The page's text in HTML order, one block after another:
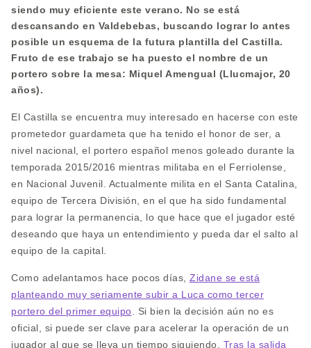
siendo muy eficiente este verano. No se está
descansando en Valdebebas, buscando lograr lo antes
posible un esquema de la futura plantilla del Castilla.
Fruto de ese trabajo se ha puesto el nombre de un
portero sobre la mesa: Miquel Amengual (Llucmajor, 20
años).
El Castilla se encuentra muy interesado en hacerse con este
prometedor guardameta que ha tenido el honor de ser, a
nivel nacional, el portero español menos goleado durante la
temporada 2015/2016 mientras militaba en el Ferriolense,
en Nacional Juvenil. Actualmente milita en el Santa Catalina,
equipo de Tercera División, en el que ha sido fundamental
para lograr la permanencia, lo que hace que el jugador esté
deseando que haya un entendimiento y pueda dar el salto al
equipo de la capital.
Como adelantamos hace pocos días, Zidane se está
planteando muy seriamente subir a Luca como tercer
portero del primer equipo . Si bien la decisión aún no es
oficial, si puede ser clave para acelerar la operación de un
jugador al que se lleva un tiempo siguiendo. Tras la salida